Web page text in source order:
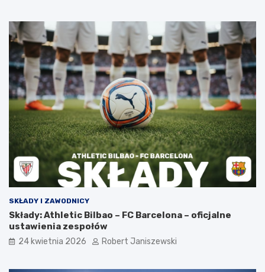
SKŁADY I ZAWODNICY
Składy: Athletic Bilbao – FC Barcelona – oficjalne
ustawienia zespołów
24 kwietnia 2026 Robert Janiszewski